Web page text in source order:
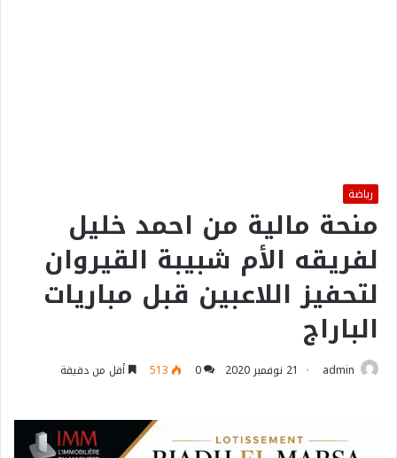
رياضة
منحة مالية من احمد خليل
لفريقه الأم شبيبة القيروان
لتحفيز اللاعبين قبل مباريات
الباراج
admin 21 نوفمبر 2020 0
513 أقل من دقيقة